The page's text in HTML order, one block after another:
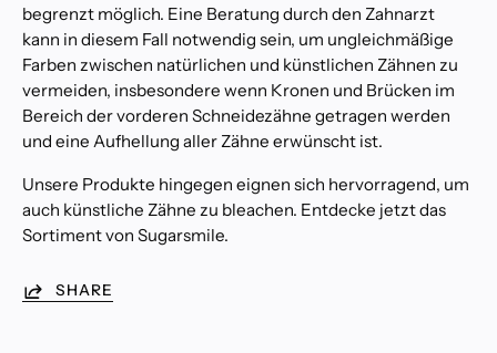
begrenzt möglich. Eine Beratung durch den Zahnarzt
kann in diesem Fall notwendig sein, um ungleichmäßige
Farben zwischen natürlichen und künstlichen Zähnen zu
vermeiden, insbesondere wenn Kronen und Brücken im
Bereich der vorderen Schneidezähne getragen werden
und eine Aufhellung aller Zähne erwünscht ist.
Unsere Produkte hingegen eignen sich hervorragend, um
auch künstliche Zähne zu bleachen. Entdecke jetzt das
Sortiment von Sugarsmile.
SHARE